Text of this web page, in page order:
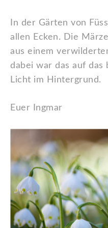
In der Gärten von
allen Ecken. Die
aus einem
dabei war das auf
Licht im Hintergrund.
Euer Ingmar